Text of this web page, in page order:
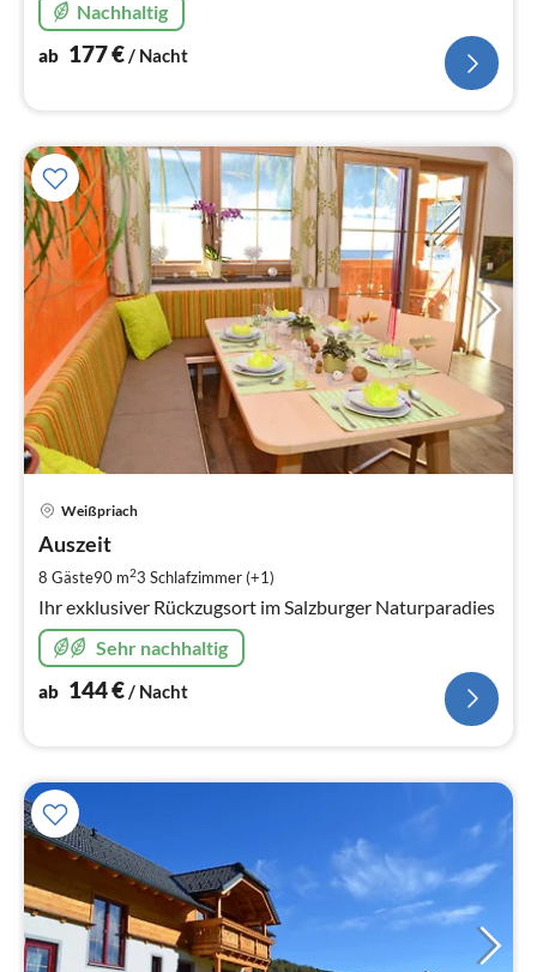
Nachhaltig
ab 177€/ Nacht
Weißpriach
Auszeit
8 Gäste90 m23 Schlafzimmer (+1)
Ihr exklusiver Rückzugsort im Salzburger Naturparadies
Sehr nachhaltig
ab 144€/ Nacht